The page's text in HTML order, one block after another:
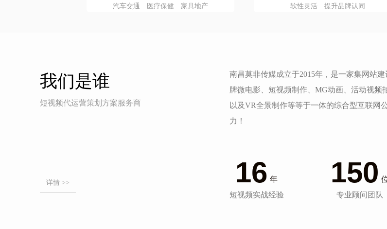
汽车交通 医疗保健 家具地产
软性灵活 提升品牌认同
我们是谁
短视频代运营策划方案服务商
详情 >>
南昌莫非传媒成立于2015年，是一家集网站
牌微电影、短视频制作、MG动画、活动视
以及VR全景制作等等于一体的综合型互联网
力！
16 年
短视频实战经验
150
专业顾问团队